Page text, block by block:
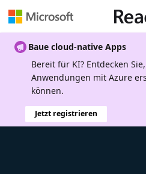
Baue cloud-native Apps
Bereit für KI? Entdecken
Anwendungen mit Azure
können.
Jetzt registrieren